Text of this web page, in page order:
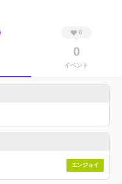
0
0
イベント
エンジョイ